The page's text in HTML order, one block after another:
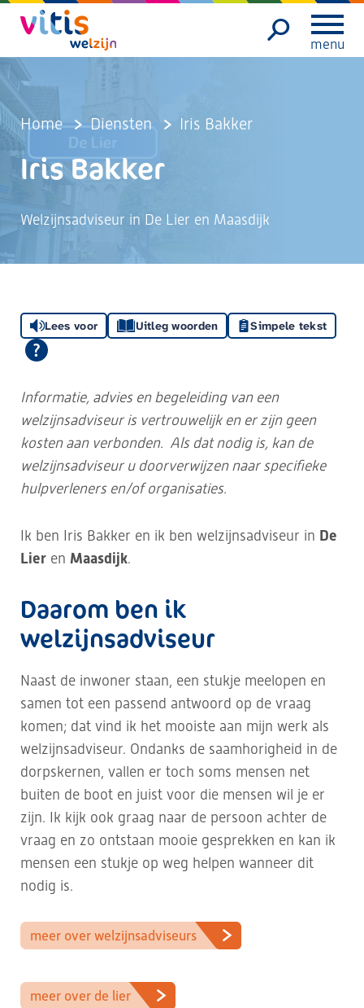
menu
Home Diensten Iris Bakker
Iris Bakker
Welzijnsadviseur in De Lier en Maasdijk
Lees voor Uitleg woorden Simpele tekst
Informatie, advies en begeleiding van een
welzijnsadviseur is vertrouwelijk en er zijn geen
kosten aan verbonden. Als dat nodig is, kan de
welzijnsadviseur u doorverwijzen naar specifieke
hulpverleners en/of organisaties.
Ik ben Iris Bakker en ik ben welzijnsadviseur in De
Lier en Maasdijk.
Daarom ben ik
welzijnsadviseur
Naast de inwoner staan, een stukje meelopen en
samen tot een passend antwoord op de vraag
komen; dat vind ik het mooiste aan mijn werk als
welzijnsadviseur. Ondanks de saamhorigheid in de
dorpskernen, vallen er toch soms mensen net
buiten de boot en juist voor die mensen wil je er
zijn. Ik kijk ook graag naar de persoon achter de
vraag en zo ontstaan mooie gesprekken en kan ik
mensen een stukje op weg helpen wanneer dit
nodig is.
meer over welzijnsadviseurs
meer over de lier